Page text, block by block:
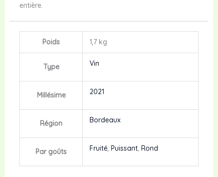
entière.
Poids 1,7 kg
Type Vin
Millésime 2021
Région Bordeaux
Par goûts Fruité Puissant Rond